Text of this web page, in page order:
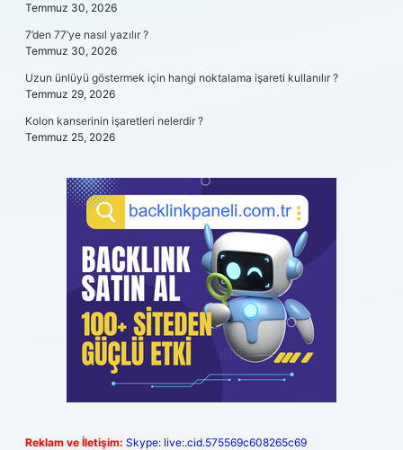
Temmuz 30, 2026
7’den 77’ye nasıl yazılır ?
Temmuz 30, 2026
Uzun ünlüyü göstermek için hangi noktalama işareti kullanılır ?
Temmuz 29, 2026
Kolon kanserinin işaretleri nelerdir ?
Temmuz 25, 2026
Reklam ve İletişim: Skype: live:.cid.575569c608265c69